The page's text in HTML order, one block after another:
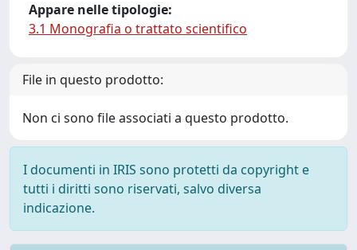
Appare nelle tipologie:
3.1 Monografia o trattato scientifico
File in questo prodotto:
Non ci sono file associati a questo prodotto.
I documenti in IRIS sono protetti da copyright e
tutti i diritti sono riservati, salvo diversa
indicazione.